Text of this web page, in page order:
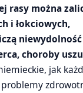
rasy można
i łokciowych,
choroby
jak